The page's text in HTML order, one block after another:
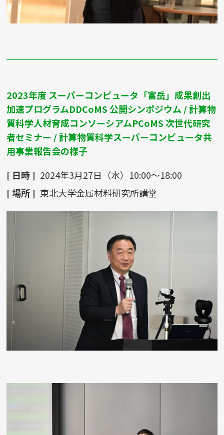
2023年度 スーパーコンピュータ「富岳」成果創出
加速プログラムDDCoMS 公開シンポジウム / 計算物
質科学人材育成コンソーシアムPCoMS 次世代研究
者セミナー / 計算物質科学スーパーコンピュータ共
用事業報告会の様子
[ 日時 ] 2024年3月27日（水）10:00～18:00
[ 場所 ] 東北大学金属材料研究所講堂